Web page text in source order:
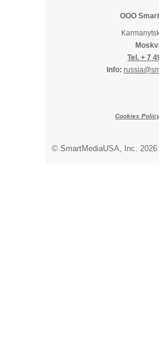
OOO
Tel. + 7
Info:
Cookies
© SmartMediaUSA, Inc. 2026